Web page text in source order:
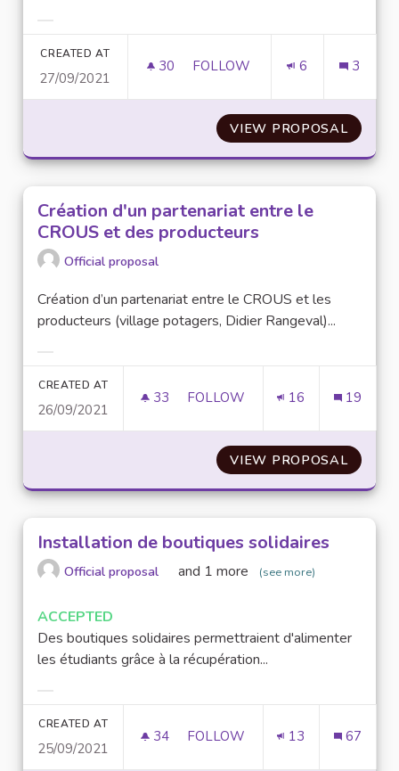
CREATED AT
27/09/2021
30 30 FOLLOWERS
FOLLOW 6 3
VIEW PROPOSAL
Création d'un partenariat entre le
CROUS et des producteurs
Official proposal
Création d’un partenariat entre le CROUS et les
producteurs (village potagers, Didier Rangeval)...
CREATED AT
26/09/2021
33 33 FOLLOWERS
FOLLOW 16 19
VIEW PROPOSAL
Installation de boutiques solidaires
Official proposal and 1 more (see more)
ACCEPTED
Des boutiques solidaires permettraient d'alimenter
les étudiants grâce à la récupération...
CREATED AT
25/09/2021
34 34 FOLLOWERS
FOLLOW 13 67